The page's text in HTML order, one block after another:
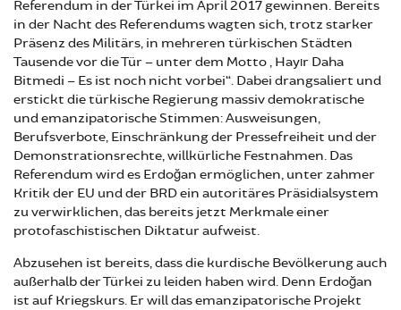
Referendum in der Türkei im April 2017 gewinnen. Bereits
in der Nacht des Referendums wagten sich, trotz starker
Präsenz des Militärs, in mehreren türkischen Städten
Tausende vor die Tür – unter dem Motto „Hayır Daha
Bitmedi – Es ist noch nicht vorbei“. Dabei drangsaliert und
erstickt die türkische Regierung massiv demokratische
und emanzipatorische Stimmen: Ausweisungen,
Berufsverbote, Einschränkung der Pressefreiheit und der
Demonstrationsrechte, willkürliche Festnahmen. Das
Referendum wird es Erdoğan ermöglichen, unter zahmer
Kritik der EU und der BRD ein autoritäres Präsidialsystem
zu verwirklichen, das bereits jetzt Merkmale einer
protofaschistischen Diktatur aufweist.
Abzusehen ist bereits, dass die kurdische Bevölkerung auch
außerhalb der Türkei zu leiden haben wird. Denn Erdoğan
ist auf Kriegskurs. Er will das emanzipatorische Projekt